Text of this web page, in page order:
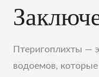
Птеригоплихты —
водоемов,